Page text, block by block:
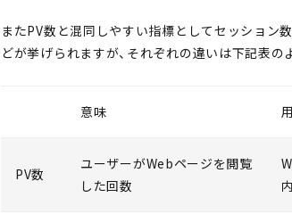
またPV数と混同しやすい指標としてセッション数
どが挙げられますが、それぞれの違いは下記表の
意味
PV数
ユーザーがWebページを閲覧
した回数